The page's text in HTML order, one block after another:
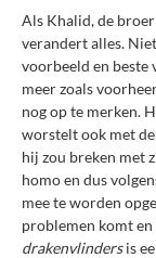
Als Khalid, de
verandert alles.
voorbeeld en
meer zoals
nog op te merken.
worstelt ook met
hij zou breken met
homo en dus
mee te worden
problemen komt
drakenvlindersis